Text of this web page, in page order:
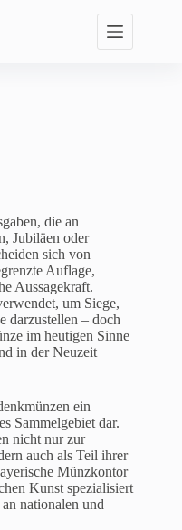
die an
Jubiläen oder
sich von
Auflage,
Aussagekraft.
um Siege,
darzustellen – doch
im heutigen Sinne
in der Neuzeit
ein
Sammelgebiet dar.
nicht nur zur
auch als Teil ihrer
Münzkontor
Kunst spezialisiert
nationalen und